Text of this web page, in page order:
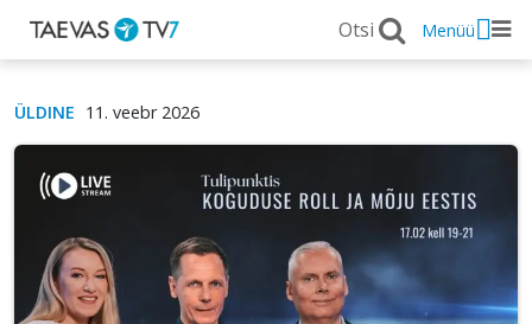
Menüü
ÜLDINE 11. veebr 2026